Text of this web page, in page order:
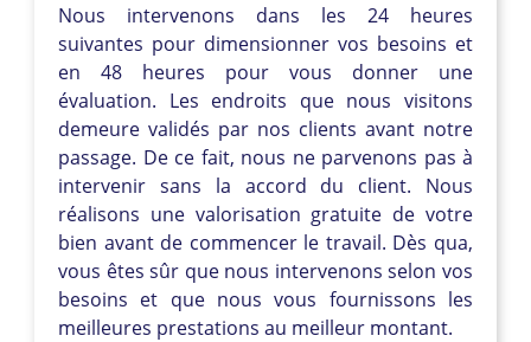
Nous intervenons dans les 24 heures
suivantes pour dimensionner vos besoins et
en 48 heures pour vous donner une
évaluation. Les endroits que nous visitons
demeure validés par nos clients avant notre
passage. De ce fait, nous ne parvenons pas à
intervenir sans la accord du client. Nous
réalisons une valorisation gratuite de votre
bien avant de commencer le travail. Dès qua,
vous êtes sûr que nous intervenons selon vos
besoins et que nous vous fournissons les
meilleures prestations au meilleur montant.